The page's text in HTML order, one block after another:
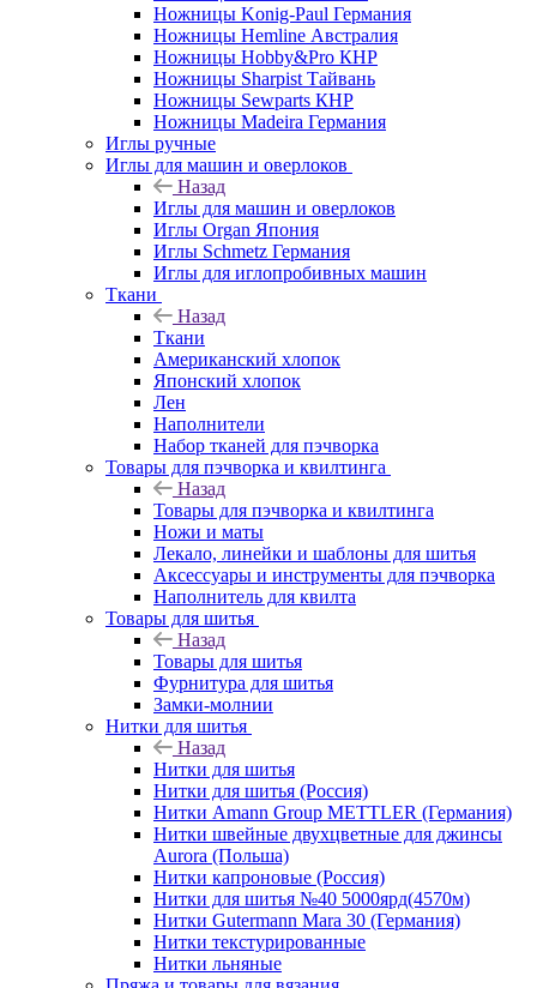
Ножницы Konig-Paul Германия
Ножницы Hemline Австралия
Ножницы Hobby&Pro КНР
Ножницы Sharpist Тайвань
Ножницы Sewparts КНР
Ножницы Madeira Германия
Иглы ручные
Иглы для машин и оверлоков
Назад
Иглы для машин и оверлоков
Иглы Organ Япония
Иглы Schmetz Германия
Иглы для иглопробивных машин
Ткани
Назад
Ткани
Американский хлопок
Японский хлопок
Лен
Наполнители
Набор тканей для пэчворка
Товары для пэчворка и квилтинга
Назад
Товары для пэчворка и квилтинга
Ножи и маты
Лекало, линейки и шаблоны для шитья
Аксессуары и инструменты для пэчворка
Наполнитель для квилта
Товары для шитья
Назад
Товары для шитья
Фурнитура для шитья
Замки-молнии
Нитки для шитья
Назад
Нитки для шитья
Нитки для шитья (Россия)
Нитки Amann Group METTLER (Германия)
Нитки швейные двухцветные для джинсы
Aurora (Польша)
Нитки капроновые (Россия)
Нитки для шитья №40 5000ярд(4570м)
Нитки Gutermann Mara 30 (Германия)
Нитки текстурированные
Нитки льняные